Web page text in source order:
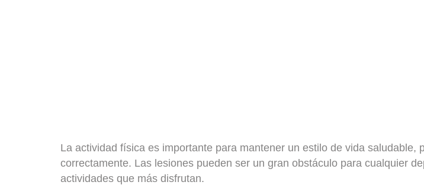
La actividad física es importante para mantener un estilo de vida saludable,
correctamente. Las lesiones pueden ser un gran obstáculo para cualquier
actividades que más disfrutan.